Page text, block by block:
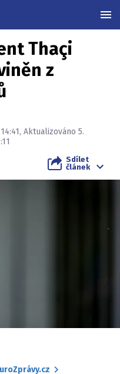
Thaçi
z
Aktualizováno 5.
Sdílet
článek